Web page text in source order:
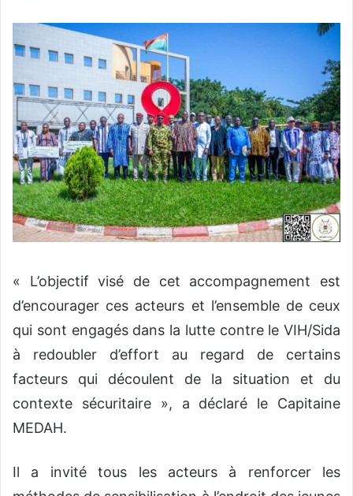
« L’objectif visé de cet accompagnement est
d’encourager ces acteurs et l’ensemble de ceux
qui sont engagés dans la lutte contre le VIH/Sida
à redoubler d’effort au regard de certains
facteurs qui découlent de la situation et du
contexte sécuritaire », a déclaré le Capitaine
MEDAH.
Il a invité tous les acteurs à renforcer les